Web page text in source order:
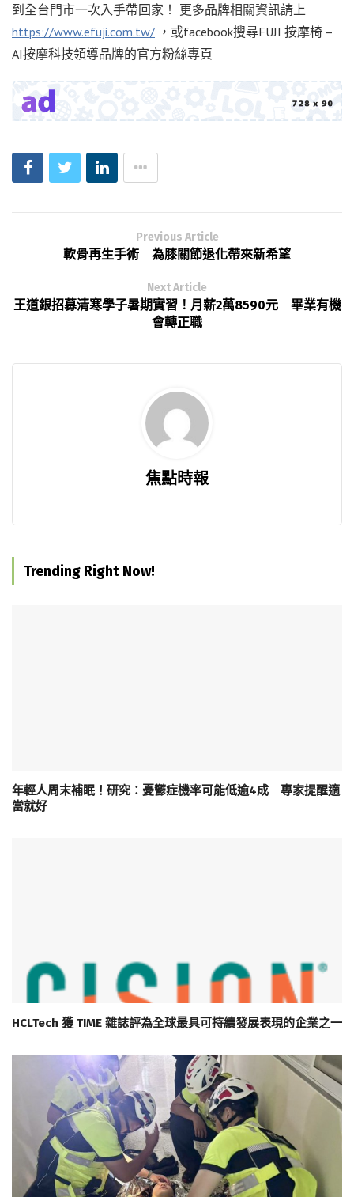
到全台門市一次入手帶回家！ 更多品牌相關資訊請上
https://www.efuji.com.tw/ ，或facebook搜尋FUJI 按摩椅 –
AI按摩科技領導品牌的官方粉絲專頁
Previous Article
軟骨再生手術 為膝關節退化帶來新希望
Next Article
王道銀招募清寒學子暑期實習！月薪2萬8590元 畢業有機
會轉正職
焦點時報
Trending Right Now!
年輕人周末補眠！研究：憂鬱症機率可能低逾4成 專家提醒適
當就好
HCLTech 獲 TIME 雜誌評為全球最具可持續發展表現的企業之一